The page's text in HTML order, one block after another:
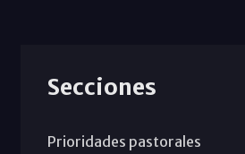
Secciones
Prioridades pastorales